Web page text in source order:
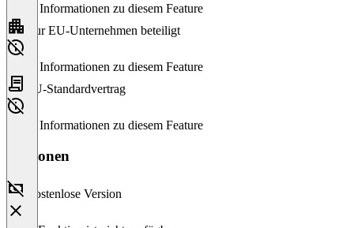
Keine Informationen zu diesem Feature
Nur EU-Unternehmen beteiligt
Keine Informationen zu diesem Feature
EU-Standardvertrag
Keine Informationen zu diesem Feature
Versionen
Kostenlose Version